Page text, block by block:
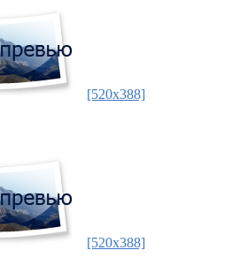
[520x388]
[520x388]